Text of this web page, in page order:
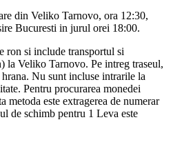
din Veliko Tarnovo, ora 12:30,
Bucuresti in jurul orei 18:00.
ron si include transportul si
la Veliko Tarnovo. Pe intreg traseul,
Nu sunt incluse intrarile la
Pentru procurarea monedei
este extragerea de numerar
de schimb pentru 1 Leva este